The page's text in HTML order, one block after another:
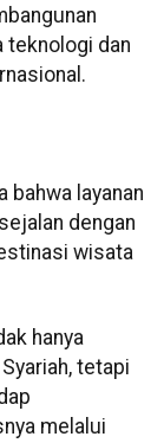
teknologi dan
bahwa layanan
dengan
wisata
hanya
tetapi
melalui